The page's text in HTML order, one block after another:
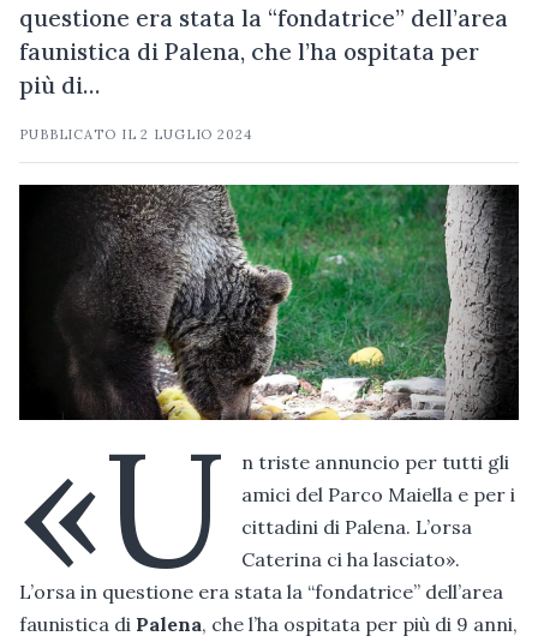
questione era stata la “fondatrice” dell’area
faunistica di Palena, che l’ha ospitata per
più di…
PUBBLICATO IL2 LUGLIO 2024
«U
n triste annuncio per tutti gli
amici del Parco Maiella e per i
cittadini di Palena. L’orsa
Caterina ci ha lasciato».
L’orsa in questione era stata la “fondatrice” dell’area
faunistica di Palena, che l’ha ospitata per più di 9 anni,